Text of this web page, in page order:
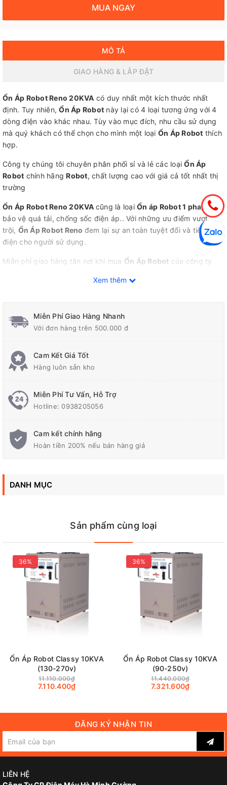
MUA NGAY
MÔ TẢ
GIAO HÀNG & LẮP ĐẶT
Ổn Áp Robot Reno 20KVA có duy nhất một kích thước nhất
định. Tuy nhiên,Ổn Áp Robot này lại có 4 loại tương ứng với 4
dòng điện vào khác nhau. Tùy vào mục đích, nhu cầu sử dụng
mà quý khách có thể chọn cho mình một loại Ổn Áp Robot thích
hợp.
Công ty chúng tôi chuyên phân phối sỉ và lẻ các loạiỔn Áp
Robot chính hãngRobot, chất lượng cao với giá cả tốt nhất thị
trường
Ổn Áp Robot Reno 20KVA cũng là loại Ổn áp Robot 1 pha, có
bảo vệ quá tải, chống sốc điện áp.. Với những ưu điểm vượt
trội, Ổn Áp Robot Reno đem lại sự an toàn tuyệt đối và tiết kiệm
điện cho người sử dụng.
Miễn phí giao hàng tận nơi khi mua Ổn Áp Robot của công ty
Kích thước (mm)
Điện áp ra (V)
Tần số (Hz)
Xem thêm
Miễn Phí Giao Hàng Nhanh
Với đơn hàng trên 500.000 đ
Cam Kết Giá Tốt
Hàng luôn sẵn kho
Miễn Phí Tư Vấn, Hỗ Trợ
Hotline:0938205056
Cam kết chính hãng
Hoàn tiền 200% nếu bán hàng giả
DANH MỤC
Sản phẩm cùng loại
36%
Ổn Áp Robot Classy 10KVA
(130-270v)
11.110.000₫
7.110.400₫
36%
Ổn Áp Robot Classy 10KVA
(90-250v)
11.440.000₫
7.321.600₫
ĐĂNG KÝ NHẬN TIN
LIÊN HỆ